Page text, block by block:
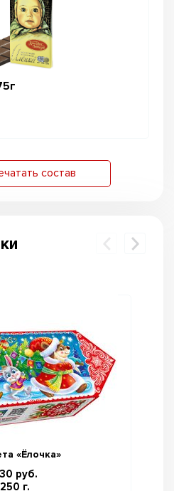
состав
«Ёлочка»
руб.
250 г.